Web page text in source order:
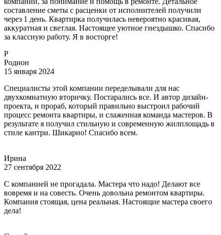
составление сметы с расценки от исполнителей получили
через 1 день. Квартирка получилась невероятно красивая,
аккуратная и светлая. Настоящее уютное гнездышко. Спасибо
за классную работу. Я в восторге!
Р
Родион
15 января 2024
Специалисты этой компании переделывали для нас
двухкомнатную вторичку. Постарались все. И автор дизайн-
проекта, и прораб, который правильно выстроил рабочий
процесс ремонта квартиры, и слаженная команда мастеров. В
результате я получил стильную и современную жилплощадь в
стиле кантри. Шикарно! Спасибо всем.
Ирина
27 сентября 2022
С компанией не прогадала. Мастера что надо! Делают все
вовремя и на совесть. Очень довольна ремонтом квартиры.
Компания стоящая, цена реальная. Настоящие мастера своего
дела!